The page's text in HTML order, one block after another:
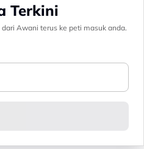
Terkini
Awani terus ke peti masuk anda.